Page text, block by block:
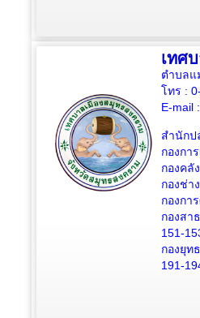
เทศ
ตำบลแ
โทร :
E-mail :
สำนักป
กองกา
กองคลั
กองช่า
กองกา
กองสา
151-
กองยุท
191-